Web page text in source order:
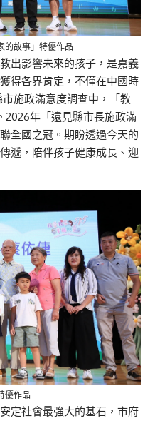
的故事」特優作品
教出影響未來的孩子，是嘉義
得各界肯定，不僅在中國時
市施政滿意度調查中，
「教
2026年「遠見縣市長施政滿
全國之冠 。 期盼透過今天的
遞，陪伴孩子健康成長、迎
優作品
安定社會最強大的基石，市府